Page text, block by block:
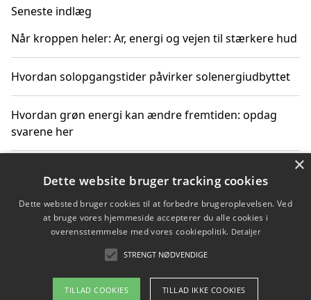
Seneste indlæg
Når kroppen heler: Ar, energi og vejen til stærkere hud
Hvordan solopgangstider påvirker solenergiudbyttet
Hvordan grøn energi kan ændre fremtiden: opdag
svarene her
solenergiudnyttelse
Hvordan du får svar på energispørgsmål om
×
Dette website bruger tracking cookies
Dette websted bruger cookies til at forbedre brugeroplevelsen. Ved
at bruge vores hjemmeside accepterer du alle cookies i
overensstemmelse med vores cookiepolitik. Detaljer
STRENGT NØDVENDIGE
TILLAD COOKIES TILLAD IKKE COOKIES